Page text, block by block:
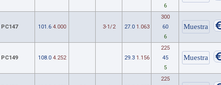
6
PC147 101.6 4.000 3-1/2 27.0 1.063
300
60
6
PC149 108.0 4.252 29.3 1.156
225
45
5
225